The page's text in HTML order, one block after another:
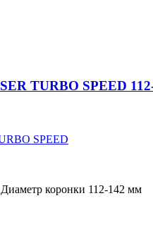
TURBO SPEED
SPEED
коронки 112-142 мм